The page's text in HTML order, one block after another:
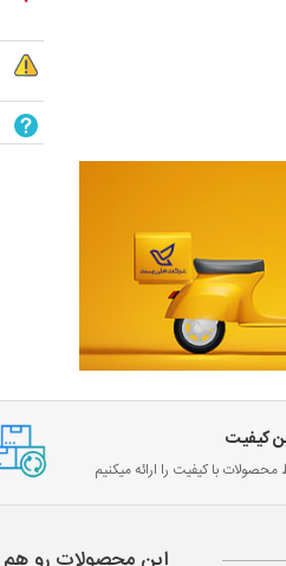
کیفیت
محصولات با کیفیت را ارائه میکنیم